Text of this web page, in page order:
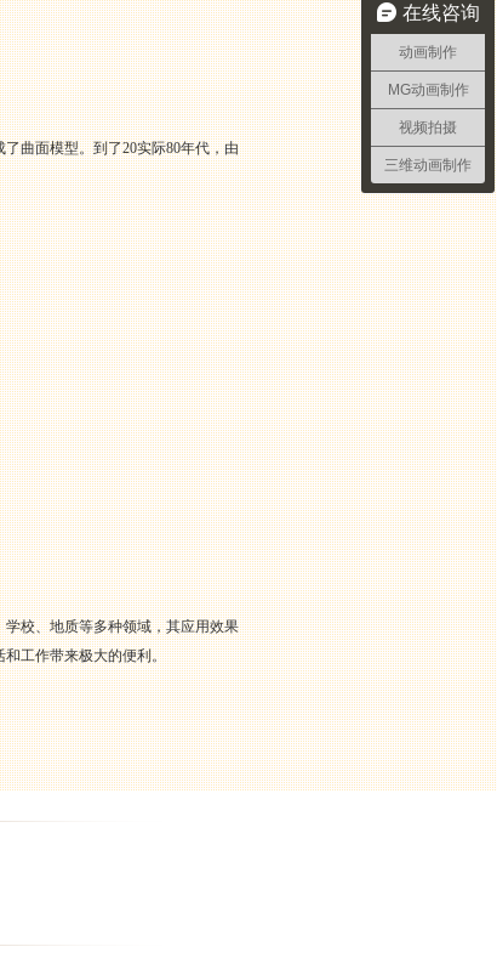
曲面模型。到了20实际80年代，由
校、地质等多种领域，其应用效果
工作带来极大的便利。
在线咨询
动画制作
MG动画制作
视频拍摄
三维动画制作